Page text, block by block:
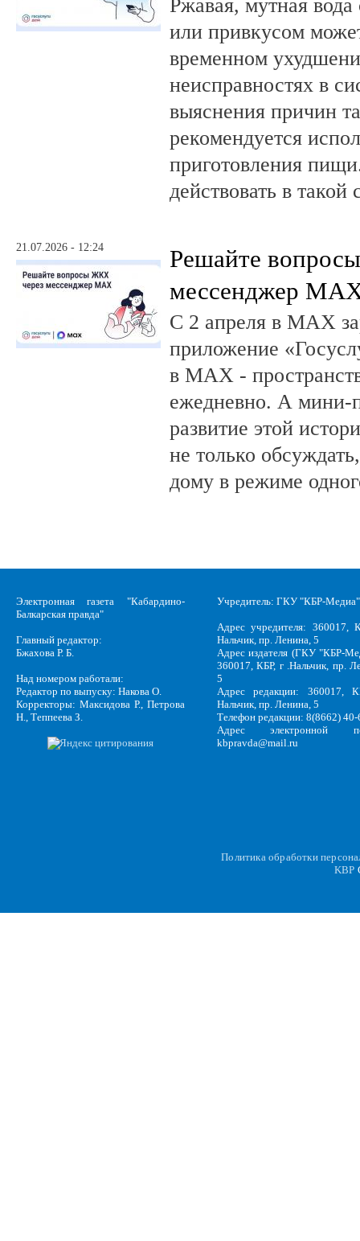
Ржавая, мутная
или привкусом
временном
неисправностях в
выяснения причин
рекомендуется
приготовления
действовать в такой
21.07.2026 - 12:24
Решайте
мессенджер
С 2 апреля в MAX
приложение
в MAX -
ежедневно. А мини-
развитие этой
не только
дому в режиме
Электронная газета "Кабардино-
Балкарская правда"
Главный редактор:
Бжахова Р. Б.
Над номером работали:
Редактор по выпуску: Накова О.
Корректоры: Максидова Р., Петрова
Н., Теппеева З.
Учредитель: ГКУ "КБР-Медиа"
Адрес учредителя: 360017,
Нальчик, пр. Ленина, 5
Адрес издателя (ГКУ "КБР-
360017, КБР, г .Нальчик, пр.
5
Адрес редакции: 360017,
Нальчик, пр. Ленина, 5
Телефон редакции: 8(8662)
Адрес электронной
kbpravda@mail.ru
Политика обработки
KBP